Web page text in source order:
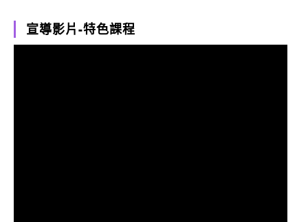
宣導影片-特色課程